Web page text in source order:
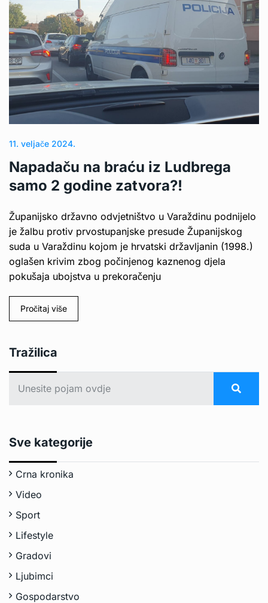
11. veljače 2024.
Napadaču na braću iz Ludbrega
samo 2 godine zatvora?!
Županijsko državno odvjetništvo u Varaždinu podnijelo
je žalbu protiv prvostupanjske presude Županijskog
suda u Varaždinu kojom je hrvatski državljanin (1998.)
oglašen krivim zbog počinjenog kaznenog djela
pokušaja ubojstva u prekoračenju
Pročitaj više
Tražilica
Sve kategorije
Crna kronika
Video
Sport
Lifestyle
Gradovi
Ljubimci
Gospodarstvo